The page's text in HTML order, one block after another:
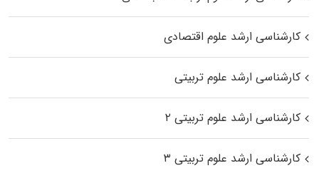
کارشناسی ارشد علوم اقتصادی
کارشناسی ارشد علوم تربیتی
کارشناسی ارشد علوم تربیتی ۲
کارشناسی ارشد علوم تربیتی ۳